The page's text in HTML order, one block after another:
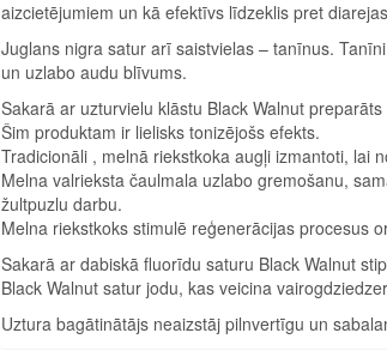
aizcietējumiem un kā efektīvs līdzeklis pret
Juglans nigra satur arī saistvielas – tanīnus.
un uzlabo audu blīvums.
Sakarā ar uzturvielu klāstu Black Walnut
Šim produktam ir lielisks tonizējošs efekts.
Tradicionāli , melnā riekstkoka augļi izmantoti, lai
Melna valrieksta čaulmala uzlabo gremošanu,
žultpuzlu darbu.
Melna riekstkoks stimulē reģenerācijas procesus
Sakarā ar dabiskā fluorīdu saturu Black Walnut
Black Walnut satur jodu, kas veicina
Uztura bagātinātājs neaizstāj pilnvertīgu un